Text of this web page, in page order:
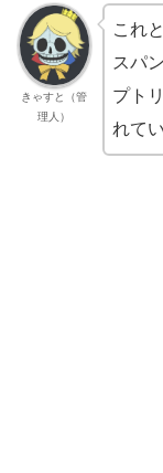
きゃすと（管
理人）
これ
スパ
プト
れて